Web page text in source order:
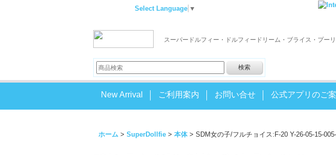
Select Language ▼
スーパードルフィー・ドルフィードリーム・ブライス・プー
New Arrival ご利用案内 お問い合せ 公式アプリのご
ホーム > SuperDollfie > 本体 > SDM女の子/フルチョイス:F-20 Y-26-05-15-